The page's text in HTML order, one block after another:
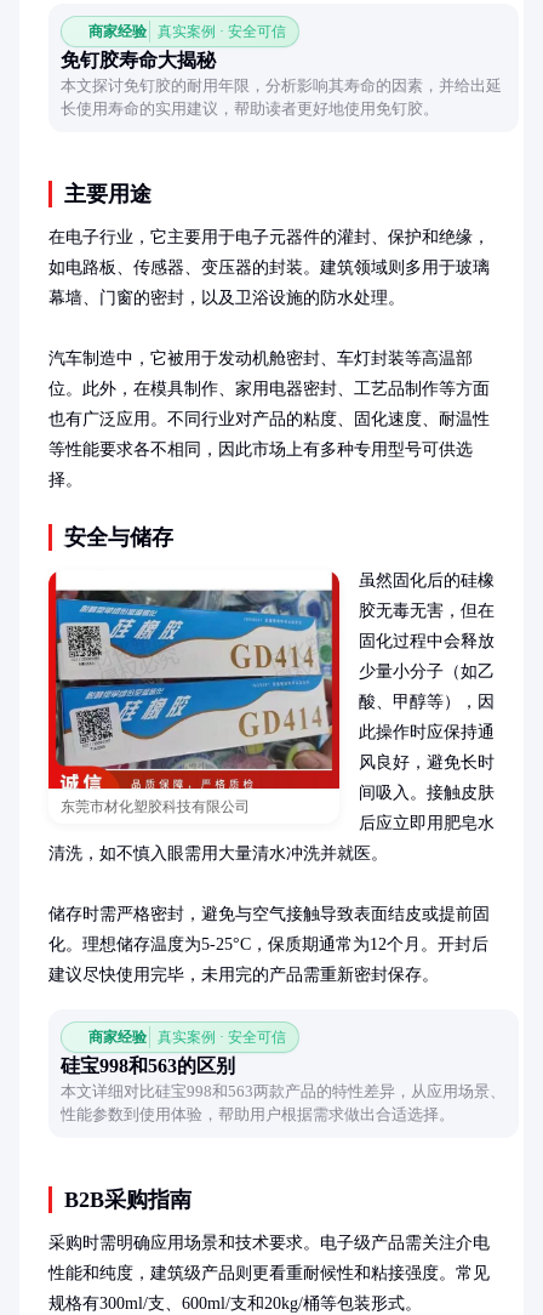
商家经验 真实案例 · 安全可信
免钉胶寿命大揭秘
本文探讨免钉胶的耐用年限，分析影响其寿命的因素，并给出延
长使用寿命的实用建议，帮助读者更好地使用免钉胶。
主要用途
在电子行业，它主要用于电子元器件的灌封、保护和绝缘，
如电路板、传感器、变压器的封装。建筑领域则多用于玻璃
幕墙、门窗的密封，以及卫浴设施的防水处理。
汽车制造中，它被用于发动机舱密封、车灯封装等高温部
位。此外，在模具制作、家用电器密封、工艺品制作等方面
也有广泛应用。不同行业对产品的粘度、固化速度、耐温性
等性能要求各不相同，因此市场上有多种专用型号可供选
择。
安全与储存
东莞市材化塑胶科技有限公司
虽然固化后的硅橡
胶无毒无害，但在
固化过程中会释放
少量小分子（如乙
酸、甲醇等），因
此操作时应保持通
风良好，避免长时
间吸入。接触皮肤
后应立即用肥皂水
清洗，如不慎入眼需用大量清水冲洗并就医。
储存时需严格密封，避免与空气接触导致表面结皮或提前固
化。理想储存温度为5-25°C，保质期通常为12个月。开封后
建议尽快使用完毕，未用完的产品需重新密封保存。
商家经验 真实案例 · 安全可信
硅宝998和563的区别
本文详细对比硅宝998和563两款产品的特性差异，从应用场景、
性能参数到使用体验，帮助用户根据需求做出合适选择。
B2B采购指南
采购时需明确应用场景和技术要求。电子级产品需关注介电
性能和纯度，建筑级产品则更看重耐候性和粘接强度。常见
规格有300ml/支、600ml/支和20kg/桶等包装形式。